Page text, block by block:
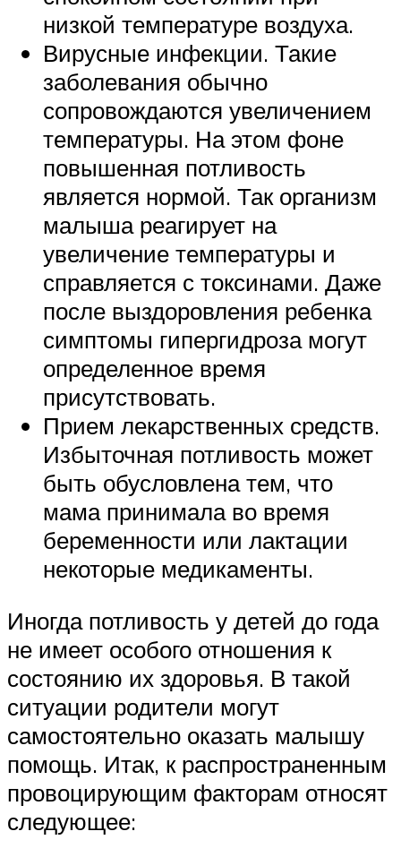
низкой температуре воздуха.
Вирусные инфекции. Такие
заболевания обычно
сопровождаются увеличением
температуры. На этом фоне
повышенная потливость
является нормой. Так организм
малыша реагирует на
увеличение температуры и
справляется с токсинами. Даже
после выздоровления ребенка
симптомы гипергидроза могут
определенное время
присутствовать.
Прием лекарственных средств.
Избыточная потливость может
быть обусловлена тем, что
мама принимала во время
беременности или лактации
некоторые медикаменты.
Иногда потливость у детей до года
не имеет особого отношения к
состоянию их здоровья. В такой
ситуации родители могут
самостоятельно оказать малышу
помощь. Итак, к распространенным
провоцирующим факторам относят
следующее: